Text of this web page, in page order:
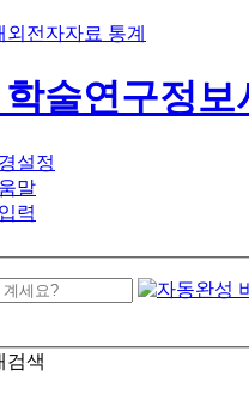
외전자자료 통계
설정
말
력
검색